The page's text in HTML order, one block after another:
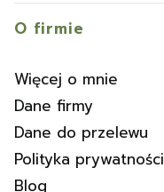
O firmie
Więcej o mnie
Dane firmy
Dane do przelewu
Polityka prywatności
Blog